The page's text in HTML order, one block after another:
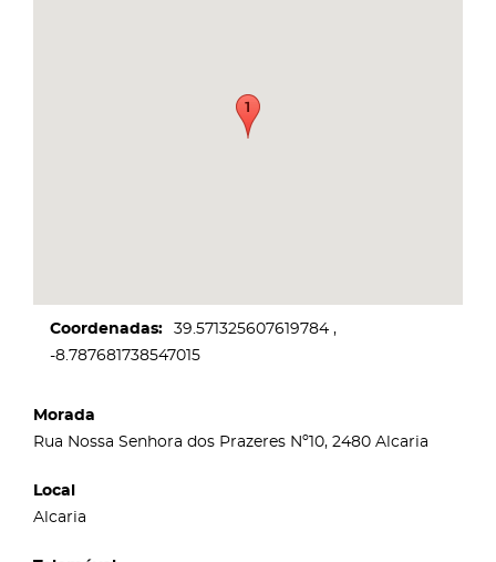
Coordenadas
39.571325607619784
-8.787681738547015
Morada
Rua Nossa Senhora dos Prazeres Nº10, 2480 Alcaria
Local
Alcaria